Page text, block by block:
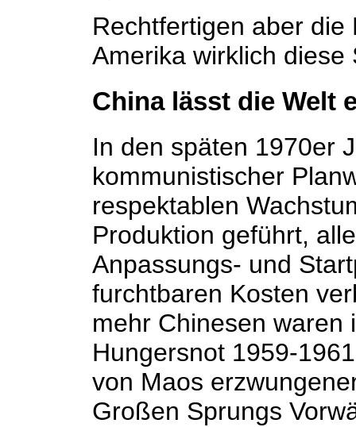
Rechtfertigen aber
Amerika wirklich diese
China lässt die Welt
In den späten 1970er
kommunistischer
respektablen
Produktion geführt,
Anpassungs- und
furchtbaren Kosten
mehr Chinesen waren
Hungersnot 1959-
von Maos
Großen Sprungs